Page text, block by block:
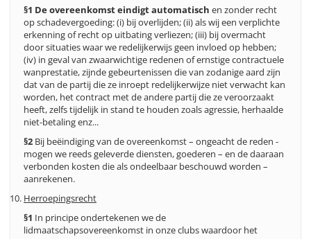
§1 De overeenkomst eindigt automatisch en zonder recht
op schadevergoeding: (i) bij overlijden; (ii) als wij een verplichte
erkenning of recht op uitbating verliezen; (iii) bij overmacht
door situaties waar we redelijkerwijs geen invloed op hebben;
(iv) in geval van zwaarwichtige redenen of ernstige contractuele
wanprestatie, zijnde gebeurtenissen die van zodanige aard zijn
dat van de partij die ze inroept redelijkerwijze niet verwacht kan
worden, het contract met de andere partij die ze veroorzaakt
heeft, zelfs tijdelijk in stand te houden zoals agressie, herhaalde
niet-betaling enz...
§2 Bij beëindiging van de overeenkomst – ongeacht de reden -
mogen we reeds geleverde diensten, goederen – en de daaraan
verbonden kosten die als ondeelbaar beschouwd worden –
aanrekenen.
Herroepingsrecht
§1 In principe ondertekenen we de
lidmaatschapsovereenkomst in onze clubs waardoor het